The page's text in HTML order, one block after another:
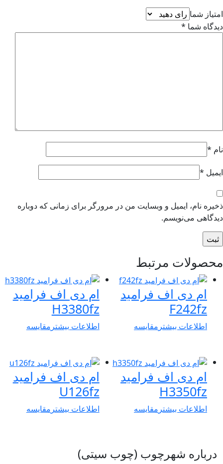
شما
شما*
*
*
نام، ایمیل و وبسایت من در مرورگر برای زمانی که دوباره
می‌نویسم.
مرتبط
ام دی اف فرامید
F242fz
اطلاعات بیشترمقایسه
ام دی اف فرامید
H3380fz
اطلاعات بیشترمقایسه
ام دی اف فرامید
H3350fz
اطلاعات بیشترمقایسه
ام دی اف فرامید
U126fz
اطلاعات بیشترمقایسه
درباره شهرچوب (چوب سیتی)